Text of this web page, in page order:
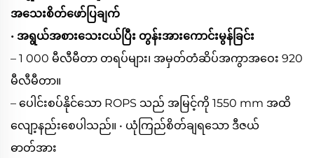
အသေးစိတ်ဖော်ပြချက်
• အရွယ်အစားသေးငယ်ပြီး တွန်းအားကောင်းမွန်ခြင်း
– 1 000 မီလီမီတာ တရပ်များ၊ အမှတ်တံဆိပ်အကွာအဝေး 920
မီလီမီတာ။
– ပေါင်းစပ်နိုင်သော ROPS သည် အမြင့်ကို 1550 mm အထိ
လျော့နည်းစေပါသည်။ • ယုံကြည်စိတ်ချရသော ဒီဇယ်
ဓာတ်အား